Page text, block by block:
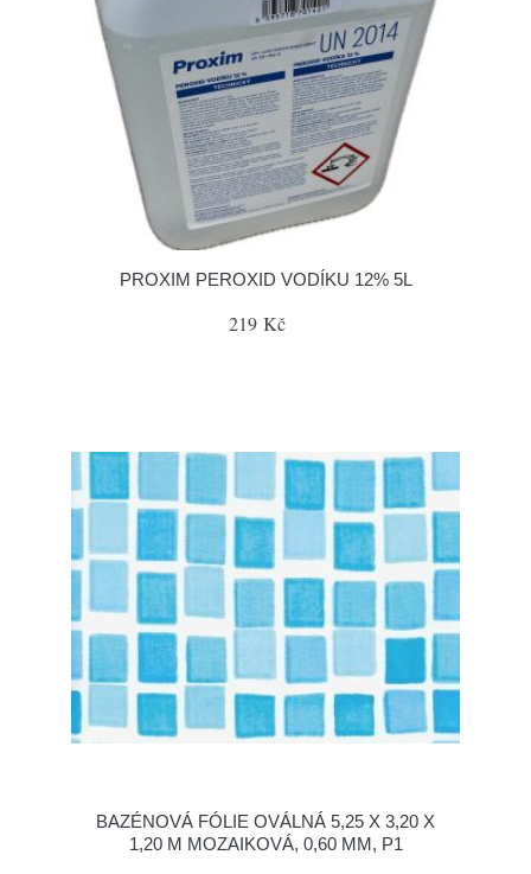
PROXIM PEROXID VODÍKU 12% 5L
219 Kč
BAZÉNOVÁ FÓLIE OVÁLNÁ 5,25 X 3,20 X
1,20 M MOZAIKOVÁ, 0,60 MM, P1